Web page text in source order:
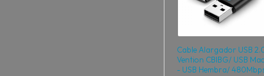
Cable Alargador USB
Vention CBIBG/ USB
- USB Hembra/